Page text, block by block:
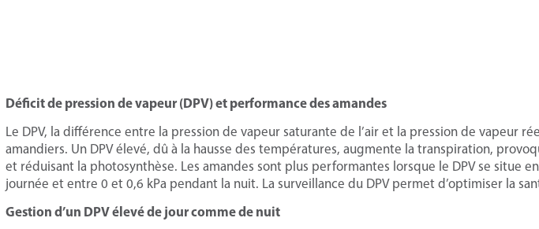
Déficit de pression de vapeur (DPV) et performance des amandes
Le DPV, la différence entre la pression de vapeur saturante de l’air et la pression de vapeur
amandiers. Un DPV élevé, dû à la hausse des températures, augmente la transpiration,
et réduisant la photosynthèse. Les amandes sont plus performantes lorsque le DPV se situe
journée et entre 0 et 0,6 kPa pendant la nuit. La surveillance du DPV permet d’optimiser la
Gestion d’un DPV élevé de jour comme de nuit